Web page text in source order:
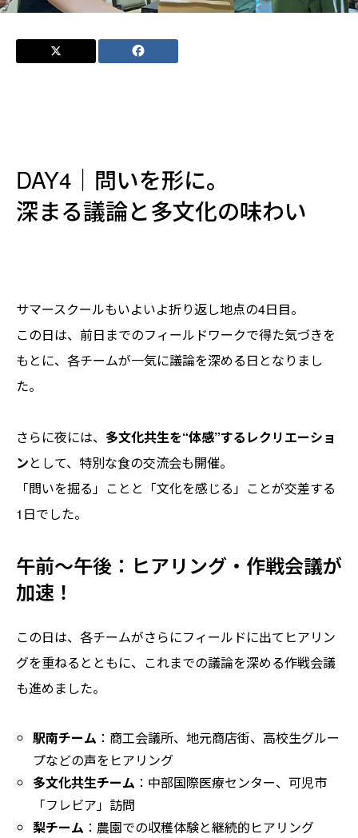
DAY4｜問いを形に。
深まる議論と多文化の味わい
サマースクールもいよいよ折り返し地点の4日目。
この日は、前日までのフィールドワークで得た気づきを
もとに、各チームが一気に議論を深める日となりまし
た。
さらに夜には、 多文化共生を“体感”するレクリエーショ
ンとして、特別な食の交流会も開催。
「問いを掘る」ことと「文化を感じる」ことが交差する
1日でした。
午前〜午後：ヒアリング・作戦会議が
加速！
この日は、各チームがさらにフィールドに出てヒアリン
グを重ねるとともに、これまでの議論を深める作戦会議
も進めました。
駅南チーム ：商工会議所、地元商店街、高校生グルー
プなどの声をヒアリング
多文化共生チーム ：中部国際医療センター、可児市
「フレビア」訪問
梨チーム ：農園での収穫体験と継続的ヒアリング